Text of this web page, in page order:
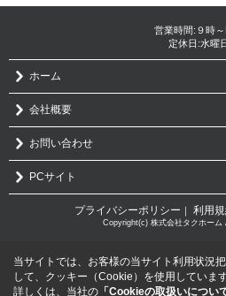
営業時間:９時
定休日:水曜
ホーム
会社概要
お問い合わせ
PCサイト
プライバシーポリシー ｜ 利用
Copyright(c) 株式会社タクホーム
当サイトでは、お客様の当サイト利用状況
して、クッキー（Cookie）を使用しています
詳しくは、当社の 「Cookieの取扱いについ